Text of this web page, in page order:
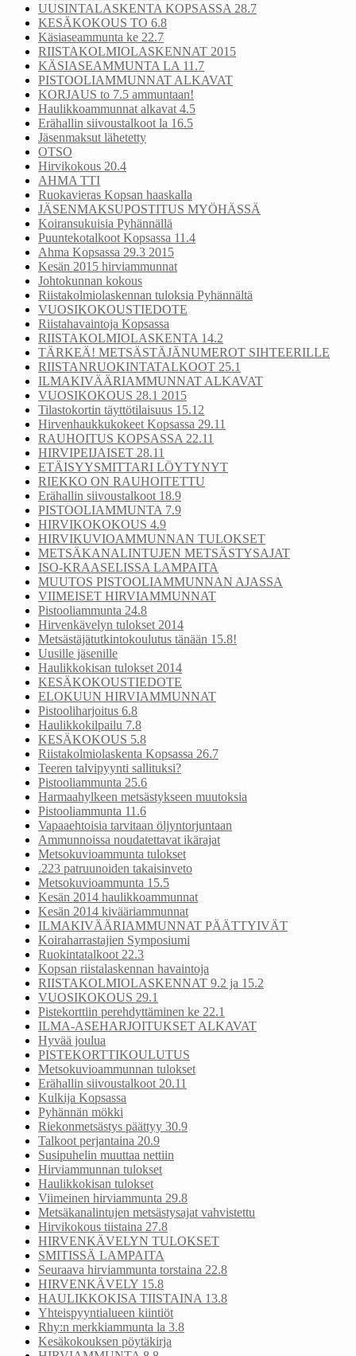
UUSINTALASKENTA KOPSASSA 28.7
KESÄKOKOUS TO 6.8
Käsiaseammunta ke 22.7
RIISTAKOLMIOLASKENNAT 2015
KÄSIASEAMMUNTA LA 11.7
PISTOOLIAMMUNNAT ALKAVAT
KORJAUS to 7.5 ammuntaan!
Haulikkoammunnat alkavat 4.5
Erähallin siivoustalkoot la 16.5
Jäsenmaksut lähetetty
OTSO
Hirvikokous 20.4
AHMA TTI
Ruokavieras Kopsan haaskalla
JÄSENMAKSUPOSTITUS MYÖHÄSSÄ
Koiransukuisia Pyhännällä
Puuntekotalkoot Kopsassa 11.4
Ahma Kopsassa 29.3 2015
Kesän 2015 hirviammunnat
Johtokunnan kokous
Riistakolmiolaskennan tuloksia Pyhännältä
VUOSIKOKOUSTIEDOTE
Riistahavaintoja Kopsassa
RIISTAKOLMIOLASKENTA 14.2
TÄRKEÄ! METSÄSTÄJÄNUMEROT SIHTEERILLE
RIISTANRUOKINTATALKOOT 25.1
ILMAKIVÄÄRIAMMUNNAT ALKAVAT
VUOSIKOKOUS 28.1 2015
Tilastokortin täyttötilaisuus 15.12
Hirvenhaukkukokeet Kopsassa 29.11
RAUHOITUS KOPSASSA 22.11
HIRVIPEIJAISET 28.11
ETÄISYYSMITTARI LÖYTYNYT
RIEKKO ON RAUHOITETTU
Erähallin siivoustalkoot 18.9
PISTOOLIAMMUNTA 7.9
HIRVIKOKOKOUS 4.9
HIRVIKUVIOAMMUNNAN TULOKSET
METSÄKANALINTUJEN METSÄSTYSAJAT
ISO-KRAASELISSA LAMPAITA
MUUTOS PISTOOLIAMMUNNAN AJASSA
VIIMEISET HIRVIAMMUNNAT
Pistooliammunta 24.8
Hirvenkävelyn tulokset 2014
Metsästäjätutkintokoulutus tänään 15.8!
Uusille jäsenille
Haulikkokisan tulokset 2014
KESÄKOKOUSTIEDOTE
ELOKUUN HIRVIAMMUNNAT
Pistooliharjoitus 6.8
Haulikkokilpailu 7.8
KESÄKOKOUS 5.8
Riistakolmiolaskenta Kopsassa 26.7
Teeren talvipyynti sallituksi?
Pistooliammunta 25.6
Harmaahylkeen metsästykseen muutoksia
Pistooliammunta 11.6
Vapaaehtoisia tarvitaan öljyntorjuntaan
Ammunnoissa noudatettavat ikärajat
Metsokuvioammunta tulokset
.223 patruunoiden takaisinveto
Metsokuvioammunta 15.5
Kesän 2014 haulikkoammunnat
Kesän 2014 kivääriammunnat
ILMAKIVÄÄRIAMMUNNAT PÄÄTTYIVÄT
Koiraharrastajien Symposiumi
Ruokintatalkoot 22.3
Kopsan riistalaskennan havaintoja
RIISTAKOLMIOLASKENNAT 9.2 ja 15.2
VUOSIKOKOUS 29.1
Pistekorttiin perehdyttäminen ke 22.1
ILMA-ASEHARJOITUKSET ALKAVAT
Hyvää joulua
PISTEKORTTIKOULUTUS
Metsokuvioammunnan tulokset
Erähallin siivoustalkoot 20.11
Kulkija Kopsassa
Pyhännän mökki
Riekonmetsästys päättyy 30.9
Talkoot perjantaina 20.9
Susipuhelin muuttaa nettiin
Hirviammunnan tulokset
Haulikkokisan tulokset
Viimeinen hirviammunta 29.8
Metsäkanalintujen metsästysajat vahvistettu
Hirvikokous tiistaina 27.8
HIRVENKÄVELYN TULOKSET
SMITISSÄ LAMPAITA
Seuraava hirviammunta torstaina 22.8
HIRVENKÄVELY 15.8
HAULIKKOKISA TIISTAINA 13.8
Yhteispyyntialueen kiintiöt
Rhy:n merkkiammunta la 3.8
Kesäkokouksen pöytäkirja